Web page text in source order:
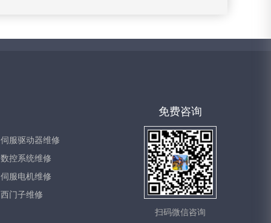
伺服驱动器维修
数控系统维修
伺服电机维修
西门子维修
免费咨询
扫码微信咨询